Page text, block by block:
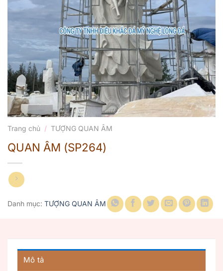
Trang chủ / TƯỢNG QUAN ÂM
QUAN ÂM (SP264)
Danh mục: TƯỢNG QUAN ÂM
Mô tả